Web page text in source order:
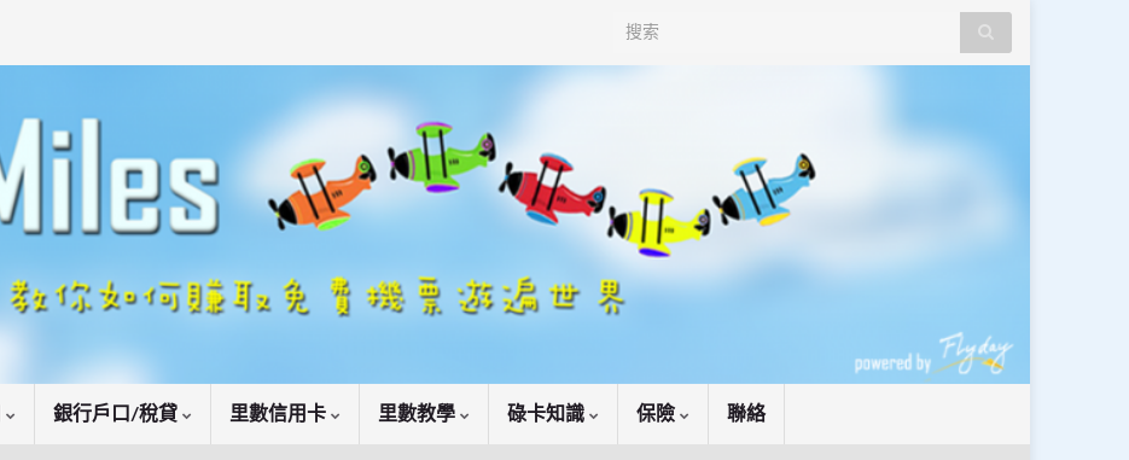
Search for:
銀行戶口/稅貸 里數信用卡 里數教學 碌卡知識 保險 聯絡